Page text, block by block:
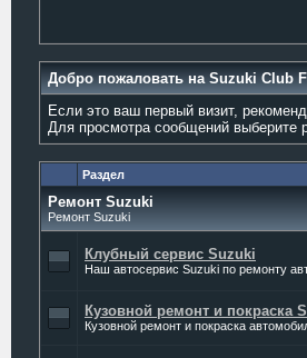
Добро пожаловать на Suzuki Club
Если это ваш первый визит,
Для просмотра сообщений выберите
Раздел
Ремонт Suzuki
Ремонт Suzuki
Клубный сервис Suzuki
Наш автосервис Suzuki по ремонту
Кузовной ремонт и покраска
Кузовной ремонт и покраска